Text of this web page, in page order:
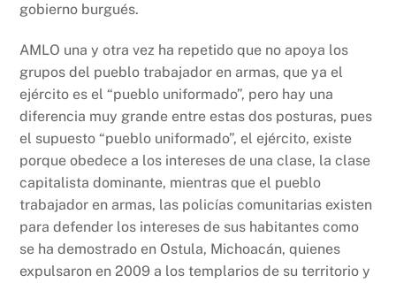
gobierno burgués.
AMLO una y otra vez ha repetido que no apoya los
grupos del pueblo trabajador en armas, que ya el
ejército es el “pueblo uniformado”, pero hay una
diferencia muy grande entre estas dos posturas, pues
el supuesto “pueblo uniformado”, el ejército, existe
porque obedece a los intereses de una clase, la clase
capitalista dominante, mientras que el pueblo
trabajador en armas, las policías comunitarias existen
para defender los intereses de sus habitantes como
se ha demostrado en Ostula, Michoacán, quienes
expulsaron en 2009 a los templarios de su territorio y